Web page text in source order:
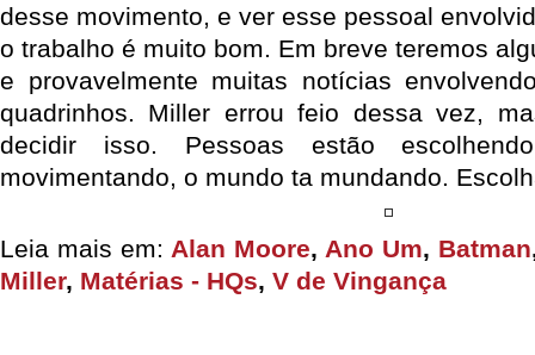
desse movimento, e ver esse pessoal
o trabalho é muito bom. Em breve teremos
e provavelmente muitas notícias
quadrinhos. Miller errou feio dessa vez,
decidir isso. Pessoas estão
movimentando, o mundo ta mundando.
Leia mais em: Alan Moore, Ano Um, Batman
Miller, Matérias - HQs, V de Vingança